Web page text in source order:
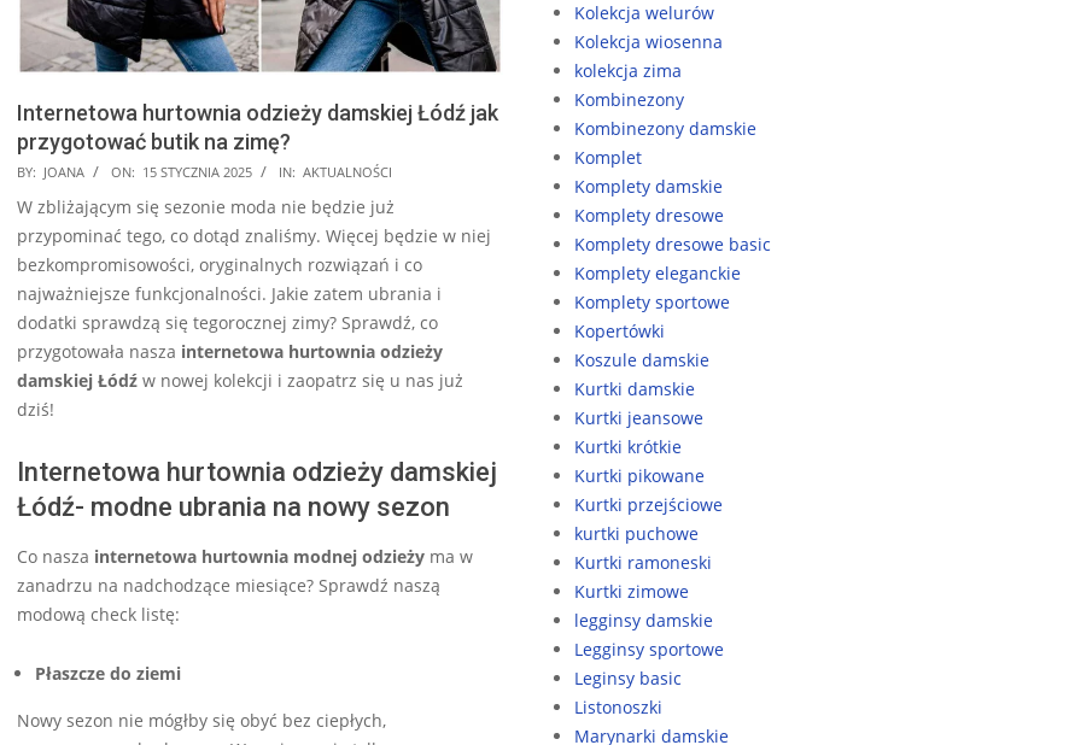
Internetowa hurtownia odzieży damskiej Łódź jak
przygotować butik na zimę?
2025-
01-
BY: JOANA ON: 15 STYCZNIA 2025 IN: AKTUALNOŚCI
W zbliżającym się sezonie moda nie będzie już
przypominać tego, co dotąd znaliśmy. Więcej będzie w niej
bezkompromisowości, oryginalnych rozwiązań i co
najważniejsze funkcjonalności. Jakie zatem ubrania i
dodatki sprawdzą się tegorocznej zimy? Sprawdź, co
przygotowała nasza internetowa hurtownia odzieży
damskiej Łódź w nowej kolekcji i zaopatrz się u nas już
dziś!
Internetowa hurtownia odzieży damskiej
Łódź- modne ubrania na nowy sezon
Co nasza internetowa hurtownia modnej odzieży ma w
zanadrzu na nadchodzące miesiące? Sprawdź naszą
modową check listę:
Płaszcze do ziemi
Nowy sezon nie mógłby się obyć bez ciepłych,
Kolekcja welurów
Kolekcja wiosenna
kolekcja zima
Kombinezony
Kombinezony damskie
Komplet
Komplety damskie
Komplety dresowe
Komplety dresowe basic
Komplety eleganckie
Komplety sportowe
Kopertówki
Koszule damskie
Kurtki damskie
Kurtki jeansowe
Kurtki krótkie
Kurtki pikowane
Kurtki przejściowe
kurtki puchowe
Kurtki ramoneski
Kurtki zimowe
legginsy damskie
Legginsy sportowe
Leginsy basic
Listonoszki
Marynarki damskie